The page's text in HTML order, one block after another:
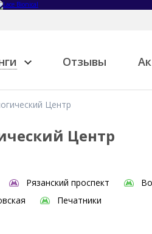
Отзывы
Центр
Центр
Рязанский проспект
Печатники